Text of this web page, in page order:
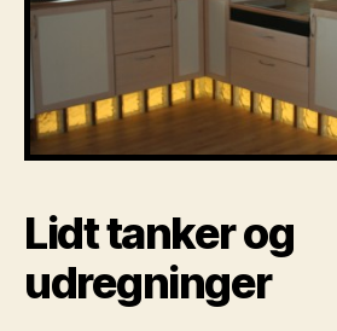
Lidt tanker og
udregninger